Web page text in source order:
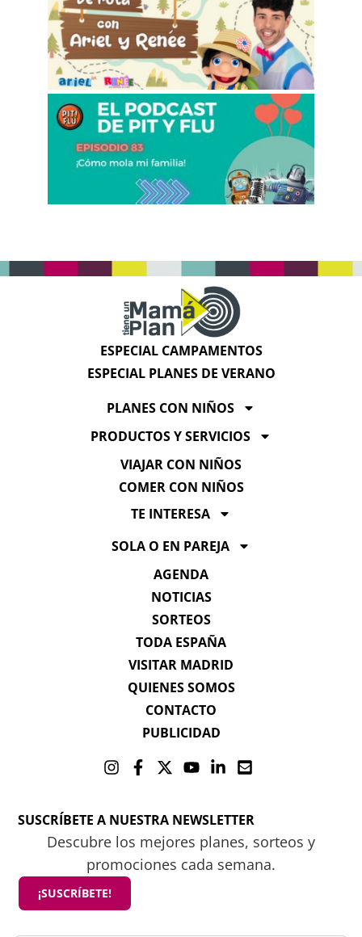
ESPECIAL CAMPAMENTOS
ESPECIAL PLANES DE VERANO
PLANES CON NIÑOS
PRODUCTOS Y SERVICIOS
VIAJAR CON NIÑOS
COMER CON NIÑOS
TE INTERESA
SOLA O EN PAREJA
AGENDA
NOTICIAS
SORTEOS
TODA ESPAÑA
VISITAR MADRID
QUIENES SOMOS
CONTACTO
PUBLICIDAD
SUSCRÍBETE A NUESTRA NEWSLETTER
Descubre los mejores planes, sorteos y
promociones cada semana.
¡SUSCRÍBETE!